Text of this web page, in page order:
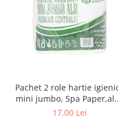
Pachet 2 role hartie
mini jumbo, Spa
90 ml/rola
17,00 Lei